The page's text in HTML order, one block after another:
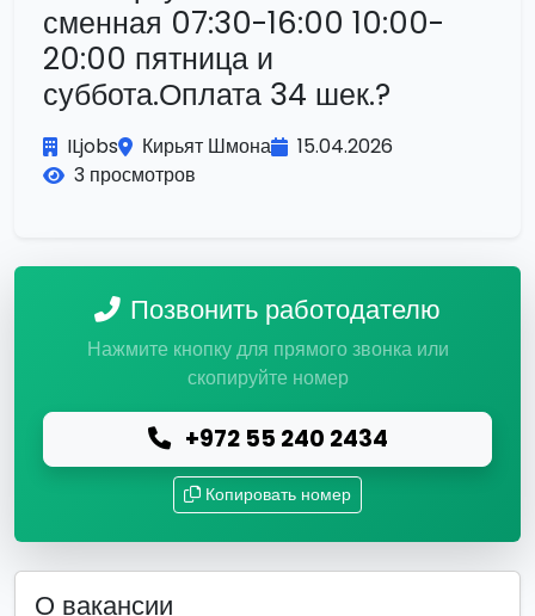
сменная 07:30-16:00 10:00-
20:00 пятница и
суббота.Оплата 34 шек.?
ILjobs Кирьят Шмона
15.04.2026
3 просмотров
Позвонить работодателю
Нажмите кнопку для прямого звонка или
скопируйте номер
+972 55 240 2434
Копировать номер
О вакансии